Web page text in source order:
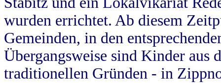
wurden errichtet. Ab diesem
Gemeinden, in den
Übergangsweise sind Kinder aus
traditionellen Gründen - in